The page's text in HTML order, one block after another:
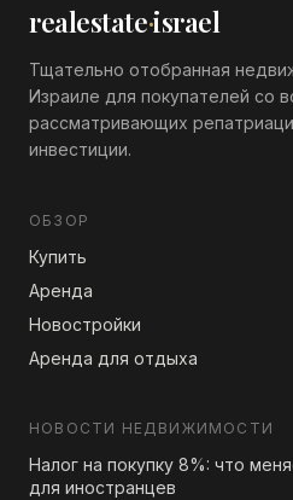
realestate·israel
Тщательно отобранная
Израиле для покупателей со
рассматривающих
инвестиции.
ОБЗОР
Купить
Аренда
Новостройки
Аренда для отдыха
НОВОСТИ НЕДВИЖИМОСТИ
Налог на покупку 8%: что
для иностранцев